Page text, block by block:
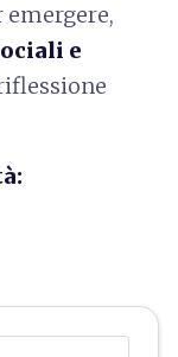
emergere,
e